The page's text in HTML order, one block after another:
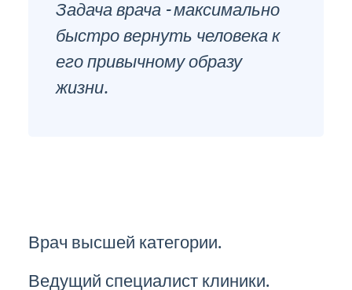
Задача врача - максимально
быстро вернуть человека к
его привычному образу
жизни.
Врач высшей категории.
Ведущий специалист клиники.